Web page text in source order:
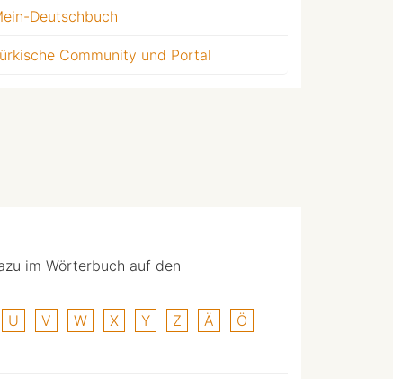
Deutschbuch
Community und Portal
im Wörterbuch auf den
U V W X Y Z Ä
Ö